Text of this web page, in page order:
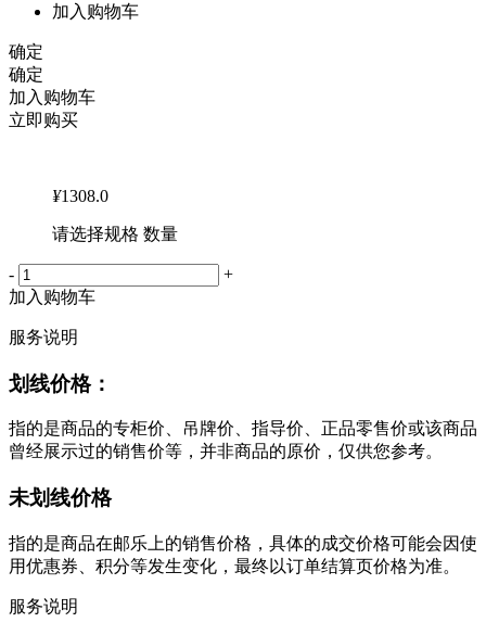
加入购物车
确定
确定
加入购物车
立即购买
¥1308.0
请选择规格 数量
-
+
加入购物车
服务说明
划线价格：
指的是商品的专柜价、吊牌价、指导价、正品零售价或该商品
曾经展示过的销售价等，并非商品的原价，仅供您参考。
未划线价格
指的是商品在邮乐上的销售价格，具体的成交价格可能会因使
用优惠券、积分等发生变化，最终以订单结算页价格为准。
服务说明